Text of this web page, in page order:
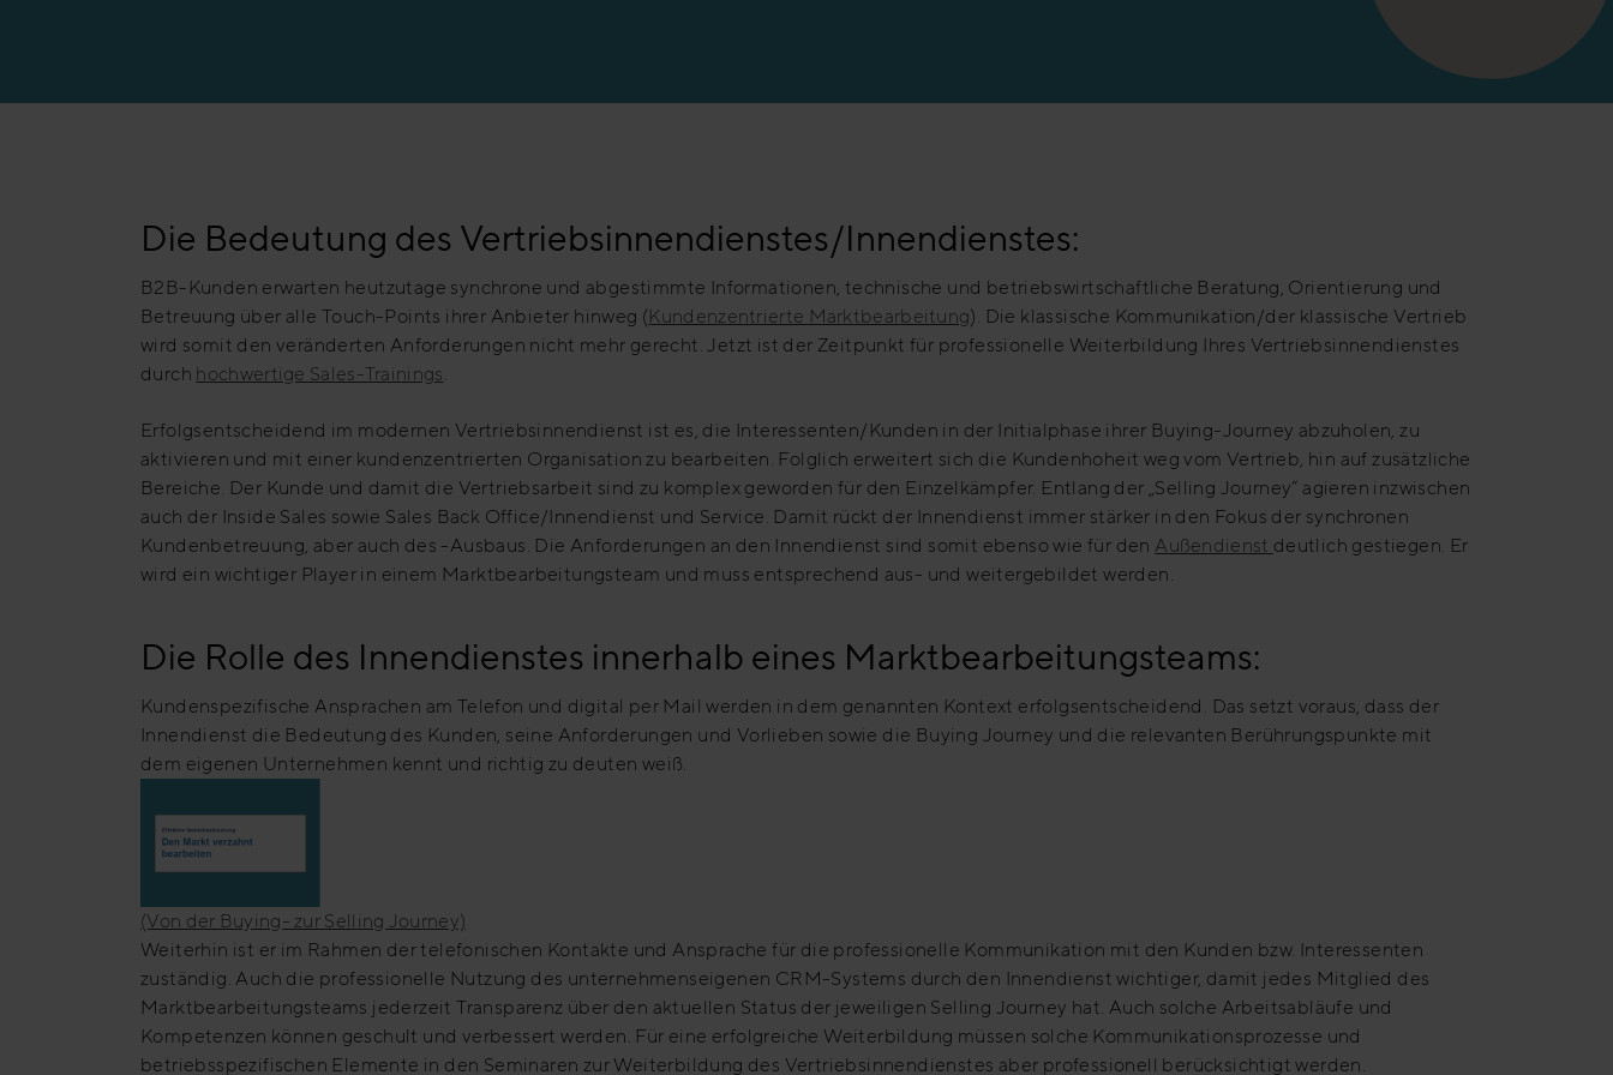
Die Bedeutung des Vertriebsinnendienstes/Innendienstes:
B2B-Kunden erwarten heutzutage synchrone und abgestimmte Informationen, technische und betriebswirtschaftliche Beratung, Orientierung und
Betreuung über alle Touch-Points ihrer Anbieter hinweg (Kundenzentrierte Marktbearbeitung). Die klassische Kommunikation/der klassische Vertrieb
wird somit den veränderten Anforderungen nicht mehr gerecht. Jetzt ist der Zeitpunkt für professionelle Weiterbildung Ihres Vertriebsinnendienstes
durch hochwertige Sales-Trainings.
Erfolgsentscheidend im modernen Vertriebsinnendienst ist es, die Interessenten/Kunden in der Initialphase ihrer Buying-Journey abzuholen, zu
aktivieren und mit einer kundenzentrierten Organisation zu bearbeiten. Folglich erweitert sich die Kundenhoheit weg vom Vertrieb, hin auf zusätzliche
Bereiche. Der Kunde und damit die Vertriebsarbeit sind zu komplex geworden für den Einzelkämpfer. Entlang der „Selling Journey“ agieren inzwischen
auch der Inside Sales sowie Sales Back Office/Innendienst und Service. Damit rückt der Innendienst immer stärker in den Fokus der synchronen
Kundenbetreuung, aber auch des -Ausbaus. Die Anforderungen an den Innendienst sind somit ebenso wie für den Außendienst deutlich gestiegen. Er
wird ein wichtiger Player in einem Marktbearbeitungsteam und muss entsprechend aus- und weitergebildet werden.
Die Rolle des Innendienstes innerhalb eines Marktbearbeitungsteams:
Kundenspezifische Ansprachen am Telefon und digital per Mail werden in dem genannten Kontext erfolgsentscheidend. Das setzt voraus, dass der
Innendienst die Bedeutung des Kunden, seine Anforderungen und Vorlieben sowie die Buying Journey und die relevanten Berührungspunkte mit
dem eigenen Unternehmen kennt und richtig zu deuten weiß.
(Von der Buying- zur Selling Journey)
Weiterhin ist er im Rahmen der telefonischen Kontakte und Ansprache für die professionelle Kommunikation mit den Kunden bzw. Interessenten
zuständig. Auch die professionelle Nutzung des unternehmenseigenen CRM-Systems durch den Innendienst wichtiger, damit jedes Mitglied des
Marktbearbeitungsteams jederzeit Transparenz über den aktuellen Status der jeweiligen Selling Journey hat. Auch solche Arbeitsabläufe und
Kompetenzen können geschult und verbessert werden. Für eine erfolgreiche Weiterbildung müssen solche Kommunikationsprozesse und
betriebsspezifischen Elemente in den Seminaren zur Weiterbildung des Vertriebsinnendienstes aber professionell berücksichtigt werden.